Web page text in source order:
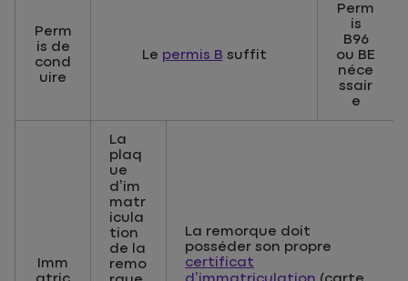
Perm
is de
cond
uire
Le permis B suffit
Perm
is
B96
ou BE
néce
ssair
e
Imm
La
plaq
ue
d’im
matr
icula
tion
de la
remo
La remorque doit
posséder son propre
certificat